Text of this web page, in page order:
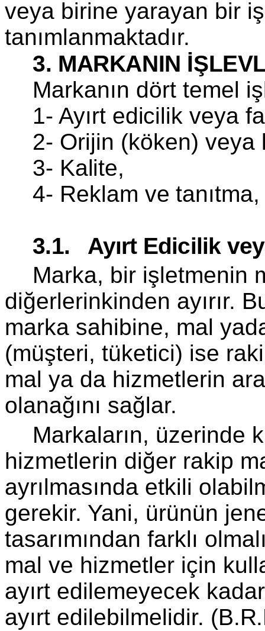
veya birine yarayan bir
tanımlanmaktadır.
3. MARKANIN
Markanın dört temel
1- Ayırt edicilik veya
2- Orijin (köken) veya
3- Kalite,
4- Reklam ve
3.1. Ayırt Edicilik
Marka, bir işletmenin
diğerlerinkinden ayırır.
marka sahibine, mal
(müşteri, tüketici) ise
mal ya da hiz­metlerin
olanağını sağlar.
Markaların, üzerinde
hizmetlerin diğer rakip
ayrılmasında etkili
gerekir. Yani, ürünün
tasarımından farklı
mal ve hizmetler için
ayırt edilemeyecek
ayırt edilebilmelidir.